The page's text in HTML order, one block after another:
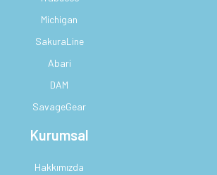
Michigan
SakuraLine
Abari
DAM
SavageGear
Kurumsal
Hakkımızda